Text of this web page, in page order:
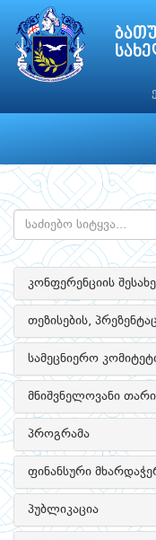
კონფერენციის
თეზისების,
სამეცნიერო
მნიშვნელოვანი
პროგრამა
ფინანსური
პუბლიკაცია